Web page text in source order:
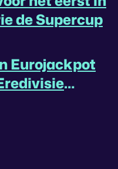
de Supercup
Eurojackpot